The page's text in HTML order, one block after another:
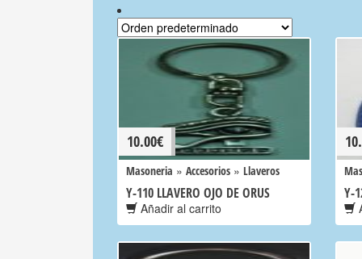
10.00€
Masoneria » Accesorios » Llaveros
Y-110 LLAVERO OJO DE ORUS
Añadir al carrito
Y-